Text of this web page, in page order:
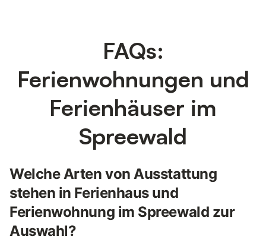
FAQs:
Ferienwohnungen und
Ferienhäuser im
Spreewald
Welche Arten von Ausstattung
stehen in Ferienhaus und
Ferienwohnung im Spreewald zur
Auswahl?